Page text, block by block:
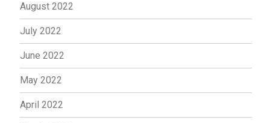
August 2022
July 2022
June 2022
May 2022
April 2022